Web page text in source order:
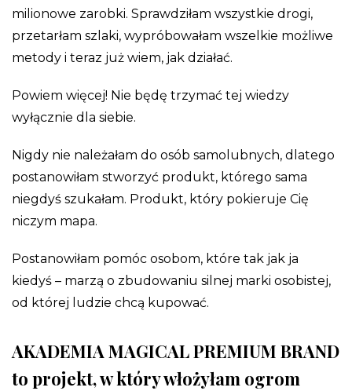
milionowe zarobki. Sprawdziłam wszystkie drogi,
przetarłam szlaki, wypróbowałam wszelkie możliwe
metody i teraz już wiem, jak działać.
Powiem więcej! Nie będę trzymać tej wiedzy
wyłącznie dla siebie.
Nigdy nie należałam do osób samolubnych, dlatego
postanowiłam stworzyć produkt, którego sama
niegdyś szukałam. Produkt, który pokieruje Cię
niczym mapa.
Postanowiłam pomóc osobom, które tak jak ja
kiedyś – marzą o zbudowaniu silnej marki osobistej,
od której ludzie chcą kupować.
AKADEMIA MAGICAL PREMIUM BRAND
to projekt, w który włożyłam ogrom